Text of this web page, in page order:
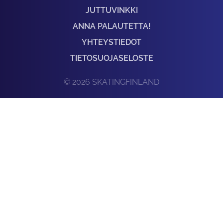
JUTTUVINKKI
ANNA PALAUTETTA!
YHTEYSTIEDOT
TIETOSUOJASELOSTE
© 2026 SKATINGFINLAND